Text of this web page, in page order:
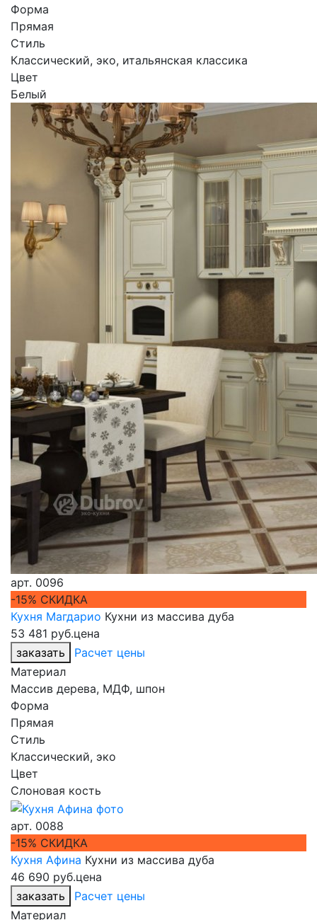
Форма
Прямая
Стиль
Классический, эко, итальянская классика
Цвет
Белый
арт. 0096
-15% СКИДКА
Кухня Магдарио Кухни из массива дуба
53 481 руб.цена
заказать
Расчет цены
Материал
Массив дерева, МДФ, шпон
Форма
Прямая
Стиль
Классический, эко
Цвет
Слоновая кость
арт. 0088
-15% СКИДКА
Кухня Афина Кухни из массива дуба
46 690 руб.цена
заказать
Расчет цены
Материал